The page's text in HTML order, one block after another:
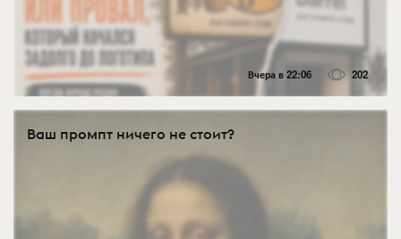
Вчера в 22:06 202
Ваш промпт ничего не стоит?